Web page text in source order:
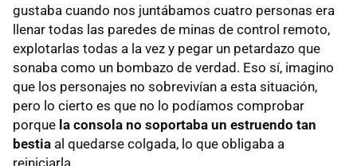
gustaba cuando nos juntábamos cuatro personas era
llenar todas las paredes de minas de control remoto,
explotarlas todas a la vez y pegar un petardazo que
sonaba como un bombazo de verdad. Eso sí, imagino
que los personajes no sobrevivían a esta situación,
pero lo cierto es que no lo podíamos comprobar
porque la consola no soportaba un estruendo tan
bestia al quedarse colgada, lo que obligaba a
reiniciarla.